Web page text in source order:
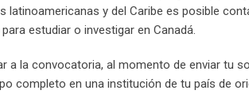
latinoamericanas y del Caribe es posible
estudiar o investigar en Canadá.
a la convocatoria, al momento de enviar tu
completo en una institución de tu país de